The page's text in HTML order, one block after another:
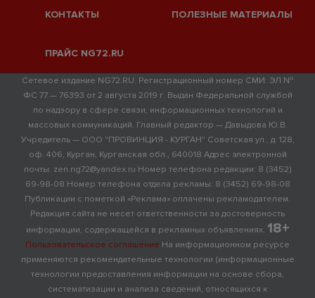
КОНТАКТЫ ПОЛЕЗНЫЕ МАТЕРИАЛЫ
ПРАЙС NG72.RU
Сетевое издание NG72.RU. Регистрационный номер СМИ: ЭЛ №
ФС 77 — 76393 от 2 августа 2019 г. Выдан Федеральной службой
по надзору в сфере связи, информационных технологий и
массовых коммуникаций. Главный редактор — Давыдова Ю.В.
Учредитель — ООО "ПРОВИНЦИЯ - КУРГАН" Советская ул., д. 128,
оф. 406, Курган, Курганская обл., 640018 Адрес электронной
почты: zen.ng72@yandex.ru Номер телефона редакции: 8 (3452)
69-98-08 Номер телефона отдела рекламы: 8 (3452) 69-98-08
Публикации с пометкой «Реклама» оплачены рекламодателем.
Редакция сайта не несет ответственности за достоверность
информации, содержащейся в рекламных объявлениях. 18+
Пользовательское соглашение На информационном ресурсе
применяются рекомендательные технологии (информационные
технологии предоставления информации на основе сбора,
систематизации и анализа сведений, относящихся к